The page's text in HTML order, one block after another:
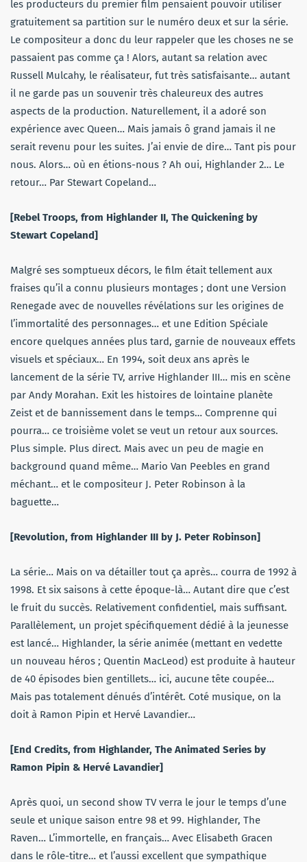
les producteurs du premier film pensaient pouvoir utiliser
gratuitement sa partition sur le numéro deux et sur la série.
Le compositeur a donc du leur rappeler que les choses ne se
passaient pas comme ça ! Alors, autant sa relation avec
Russell Mulcahy, le réalisateur, fut très satisfaisante… autant
il ne garde pas un souvenir très chaleureux des autres
aspects de la production. Naturellement, il a adoré son
expérience avec Queen… Mais jamais ô grand jamais il ne
serait revenu pour les suites. J’ai envie de dire… Tant pis pour
nous. Alors… où en étions-nous ? Ah oui, Highlander 2… Le
retour… Par Stewart Copeland…
[Rebel Troops, from Highlander II, The Quickening by
Stewart Copeland]
Malgré ses somptueux décors, le film était tellement aux
fraises qu’il a connu plusieurs montages ; dont une Version
Renegade avec de nouvelles révélations sur les origines de
l’immortalité des personnages… et une Edition Spéciale
encore quelques années plus tard, garnie de nouveaux effets
visuels et spéciaux… En 1994, soit deux ans après le
lancement de la série TV, arrive Highlander III… mis en scène
par Andy Morahan. Exit les histoires de lointaine planète
Zeist et de bannissement dans le temps… Comprenne qui
pourra… ce troisième volet se veut un retour aux sources.
Plus simple. Plus direct. Mais avec un peu de magie en
background quand même… Mario Van Peebles en grand
méchant… et le compositeur J. Peter Robinson à la
baguette…
[Revolution, from Highlander III by J. Peter Robinson]
La série… Mais on va détailler tout ça après… courra de 1992 à
1998. Et six saisons à cette époque-là… Autant dire que c’est
le fruit du succès. Relativement confidentiel, mais suffisant.
Parallèlement, un projet spécifiquement dédié à la jeunesse
est lancé… Highlander, la série animée (mettant en vedette
un nouveau héros ; Quentin MacLeod) est produite à hauteur
de 40 épisodes bien gentillets… ici, aucune tête coupée…
Mais pas totalement dénués d’intérêt. Coté musique, on la
doit à Ramon Pipin et Hervé Lavandier…
[End Credits, from Highlander, The Animated Series by
Ramon Pipin & Hervé Lavandier]
Après quoi, un second show TV verra le jour le temps d’une
seule et unique saison entre 98 et 99. Highlander, The
Raven… L’immortelle, en français… Avec Elisabeth Gracen
dans le rôle-titre… et l’aussi excellent que sympathique